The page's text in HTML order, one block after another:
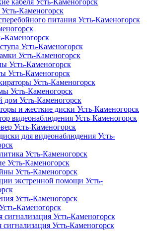
Каменогорск
питания Усть-Каменогорск
Каменогорск
Усть-Каменогорск
Усть-Каменогорск
Усть-Каменогорск
Усть-Каменогорск
Усть-Каменогорск
Усть-Каменогорск
Усть-Каменогорск
и жесткие диски Усть-Каменогорск
видеонаблюдения Усть-Каменогорск
Усть-Каменогорск
для видеонаблюдения Усть-
Усть-Каменогорск
Усть-Каменогорск
Усть-Каменогорск
экстренной помощи Усть-
Усть-Каменогорск
Каменогорск
сигнализация Усть-Каменогорск
сигнализация Усть-Каменогорск